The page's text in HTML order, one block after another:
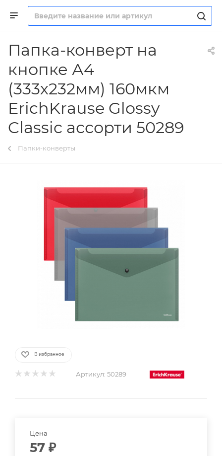
Папка-конверт на
кнопке А4
(333х232мм) 160мкм
ErichKrause Glossy
Classic ассорти 50289
Папки-конверты
В избранное
Артикул: 50289
Цена
57 ₽